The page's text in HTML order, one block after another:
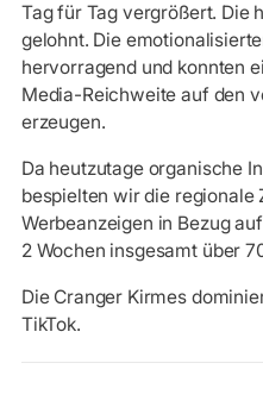
Tag für Tag vergrößert. Die
gelohnt. Die
hervorragend und konnten
Media-Reichweite auf den
erzeugen.
Da heutzutage organische
bespielten wir die
Werbeanzeigen in Bezug
2 Wochen insgesamt über
Die Cranger Kirmes
TikTok.